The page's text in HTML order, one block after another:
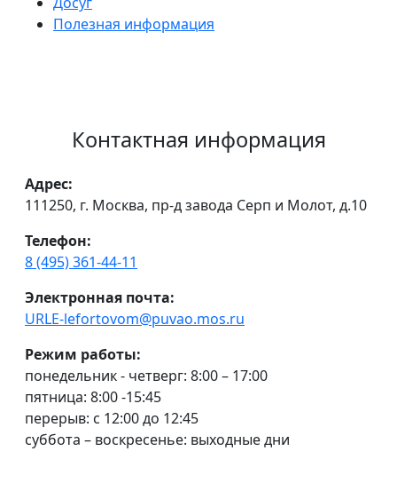
Полезная информация
Контактная информация
Адрес:
111250, г. Москва, пр-д завода Серп и Молот, д.10
Телефон:
8 (495) 361-44-11
Электронная почта:
URLE-lefortovom@puvao.mos.ru
Режим работы:
понедельник - четверг: 8:00 – 17:00
пятница: 8:00 -15:45
перерыв: с 12:00 до 12:45
суббота – воскресенье: выходные дни